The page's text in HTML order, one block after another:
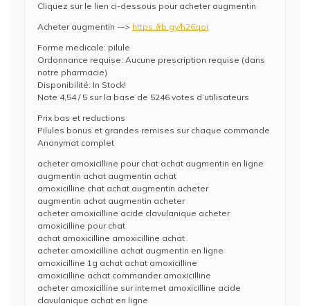
Cliquez sur le lien ci-dessous pour acheter augmentin
Acheter augmentin -–> https://rb.gy/h26qoi
Forme medicale: pilule
Ordonnance requise: Aucune prescription requise (dans
notre pharmacie)
Disponibilité: In Stock!
Note 4,54 / 5 sur la base de 5246 votes d’utilisateurs
Prix bas et reductions
Pilules bonus et grandes remises sur chaque commande
Anonymat complet
acheter amoxicilline pour chat achat augmentin en ligne
augmentin achat augmentin achat
amoxicilline chat achat augmentin acheter
augmentin achat augmentin acheter
acheter amoxicilline acide clavulanique acheter
amoxicilline pour chat
achat amoxicilline amoxicilline achat
acheter amoxicilline achat augmentin en ligne
amoxicilline 1g achat achat amoxicilline
amoxicilline achat commander amoxicilline
acheter amoxicilline sur internet amoxicilline acide
clavulanique achat en ligne